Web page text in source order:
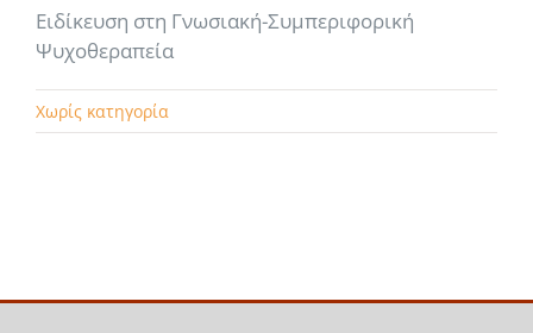
Ειδίκευση στη Γνωσιακή-Συμπεριφορική
Ψυχοθεραπεία
Χωρίς κατηγορία